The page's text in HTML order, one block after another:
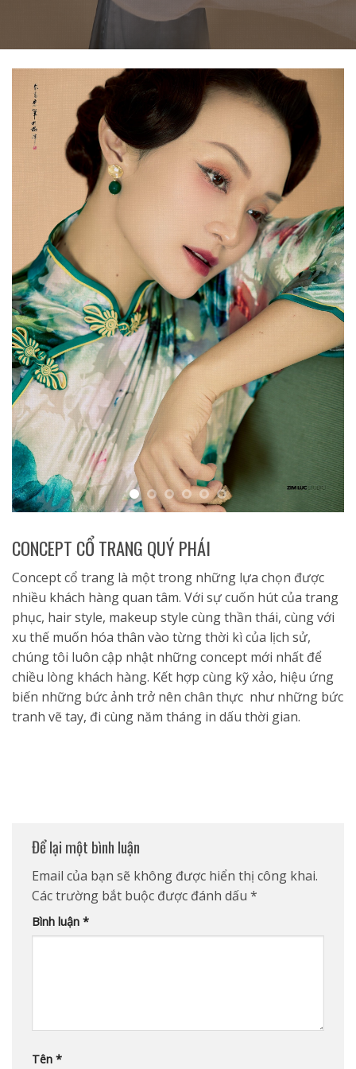
CONCEPT CỔ TRANG QUÝ PHÁI
Concept cổ trang là một trong những lựa chọn được
nhiều khách hàng quan tâm. Với sự cuốn hút của trang
phục, hair style, makeup style cùng thần thái, cùng với
xu thế muốn hóa thân vào từng thời kì của lịch sử,
chúng tôi luôn cập nhật những concept mới nhất để
chiều lòng khách hàng. Kết hợp cùng kỹ xảo, hiệu ứng
biến những bức ảnh trở nên chân thực như những bức
tranh vẽ tay, đi cùng năm tháng in dấu thời gian.
Để lại một bình luận
Email của bạn sẽ không được hiển thị công khai.
Các trường bắt buộc được đánh dấu *
Bình luận *
Tên *